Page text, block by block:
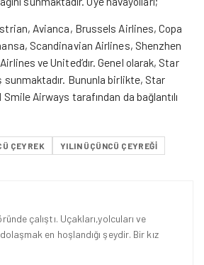
Avianca, Brussels Airlines, Copa
Scandinavian Airlines, Shenzhen
ve United’dır. Genel olarak, Star
sunmaktadır. Bununla birlikte, Star
Airways tarafından da bağlantılı
ÇEYREK YILIN ÜÇÜNCÜ ÇEYREĞI
çalıştı. Uçakları,yolcuları ve
en hoşlandığı şeydir. Bir kız